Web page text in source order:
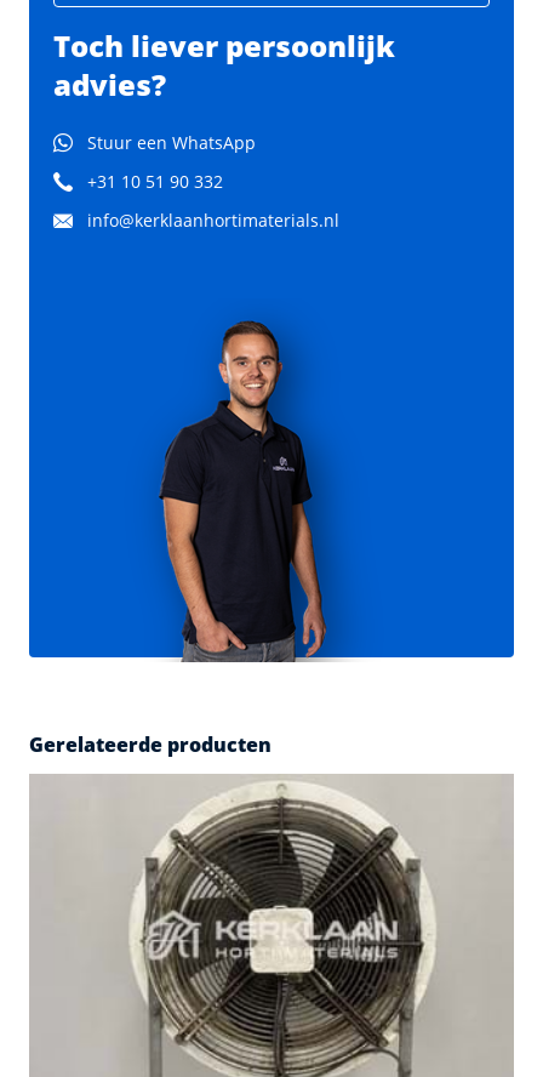
Toch liever persoonlijk
advies?
Stuur een WhatsApp
+31 10 51 90 332
info@kerklaanhortimaterials.nl
Gerelateerde producten